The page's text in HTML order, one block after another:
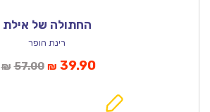
החתולה של אילת
רינת הופר
₪ 57.00המחיר
₪ 39.90המחיר
הוא: